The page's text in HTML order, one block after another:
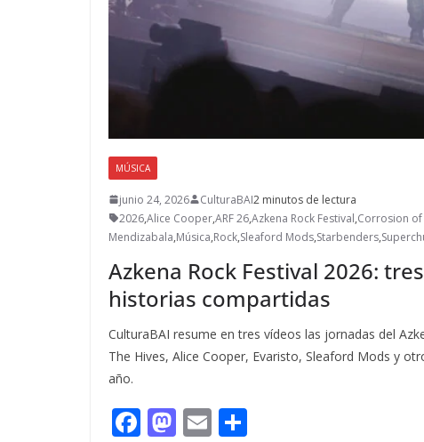
MÚSICA
junio 24, 2026 CulturaBAI2 minutos de lectura
2026,Alice Cooper,ARF 26,Azkena Rock Festival,Corrosion
Mendizabala,Música,Rock,Sleaford Mods,Starbenders,
Azkena Rock Festival 2026:
historias compartidas
CulturaBAI resume en tres vídeos las jornadas del
The Hives, Alice Cooper, Evaristo, Sleaford Mods y
año.
F M E